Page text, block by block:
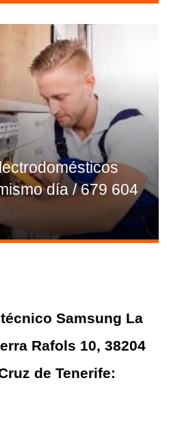
día / 679 604
Samsung La
Rafols 10, 38204
de Tenerife: